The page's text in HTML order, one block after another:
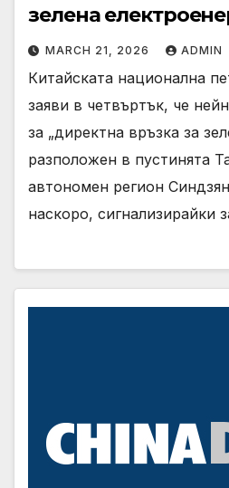
зелена
MARCH 21, 2026 ADMIN
Китайската национална
заяви в четвъртък, че
за „директна връзка за
разположен в пустинята
автономен регион
наскоро, сигнализирайки